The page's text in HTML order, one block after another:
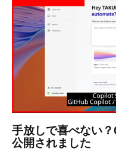
手放しで喜べない
公開されました